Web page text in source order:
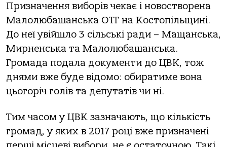
Призначення виборів чекає і новостворена
Малолюбашанська ОТГ на Костопільщині.
До неї увійшло 3 сільські ради – Мащанська,
Мирненська та Малолюбашанська.
Громада подала документи до ЦВК, тож
днями вже буде відомо: обиратиме вона
цьогоріч голів та депутатів чи ні.
Тим часом у ЦВК зазначають, що кількість
громад, у яких в 2017 році вже призначені